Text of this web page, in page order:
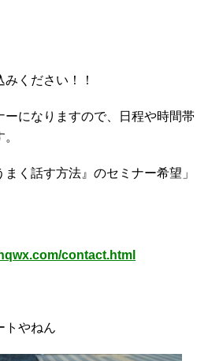
ください！！
ーになりますので、日程や時間帯
く話す方法』のセミナー希望」
contact.html
トやねん